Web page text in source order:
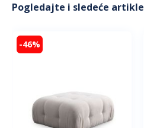
Pogledajte i sledeće artikle
-46%